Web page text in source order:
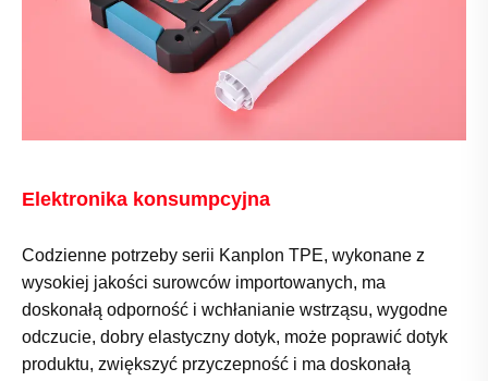
Elektronika konsumpcyjna
Codzienne potrzeby serii Kanplon TPE, wykonane z
wysokiej jakości surowców importowanych, ma
doskonałą odporność i wchłanianie wstrząsu, wygodne
odczucie, dobry elastyczny dotyk, może poprawić dotyk
produktu, zwiększyć przyczepność i ma doskonałą